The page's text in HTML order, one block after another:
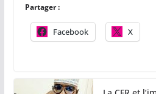
Partager :
Facebook X